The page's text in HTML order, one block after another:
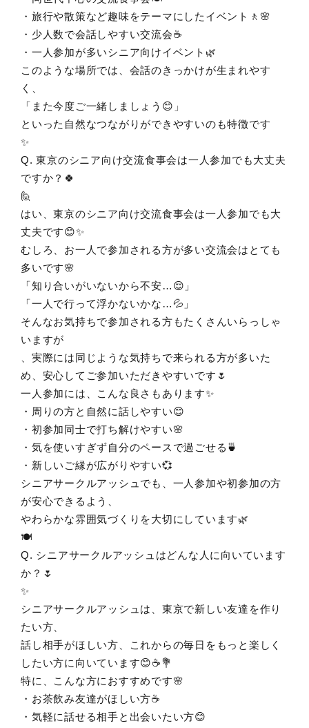
・旅行や散策など趣味をテーマにしたイベント🚶🌸
・少人数で会話しやすい交流会☕
・一人参加が多いシニア向けイベント🌿
このような場所では、会話のきっかけが生まれやす
く、
「また今度ご一緒しましょう😊」
といった自然なつながりができやすいのも特徴です
✨
Q. 東京のシニア向け交流食事会は一人参加でも大丈夫
ですか？🍀
🙋
はい、東京のシニア向け交流食事会は一人参加でも大
丈夫です😊✨
むしろ、お一人で参加される方が多い交流会はとても
多いです🌸
「知り合いがいないから不安…😌」
「一人で行って浮かないかな…💦」
そんなお気持ちで参加される方もたくさんいらっしゃ
いますが
、実際には同じような気持ちで来られる方が多いた
め、安心してご参加いただきやすいです🌷
一人参加には、こんな良さもあります✨
・周りの方と自然に話しやすい😊
・初参加同士で打ち解けやすい🌸
・気を使いすぎず自分のペースで過ごせる🍵
・新しいご縁が広がりやすい💞
シニアサークルアッシュでも、一人参加や初参加の方
が安心できるよう、
やわらかな雰囲気づくりを大切にしています🌿
🍽️
Q. シニアサークルアッシュはどんな人に向いています
か？🌷
✨
シニアサークルアッシュは、東京で新しい友達を作り
たい方、
話し相手がほしい方、これからの毎日をもっと楽しく
したい方に向いています😊☕💐
特に、こんな方におすすめです🌸
・お茶飲み友達がほしい方☕
・気軽に話せる相手と出会いたい方😊